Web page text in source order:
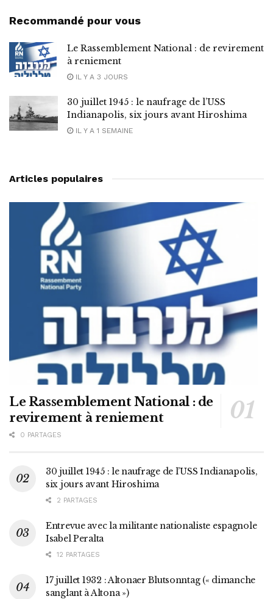
Recommandé pour vous
Le Rassemblement National : de revirement
à reniement
IL Y A 3 JOURS
30 juillet 1945 : le naufrage de l’USS
Indianapolis, six jours avant Hiroshima
IL Y A 1 SEMAINE
Articles populaires
Le Rassemblement National : de
revirement à reniement
0 PARTAGES
30 juillet 1945 : le naufrage de l’USS Indianapolis,
six jours avant Hiroshima
2 PARTAGES
Entrevue avec la militante nationaliste espagnole
Isabel Peralta
12 PARTAGES
17 juillet 1932 : Altonaer Blutsonntag (« dimanche
sanglant à Altona »)